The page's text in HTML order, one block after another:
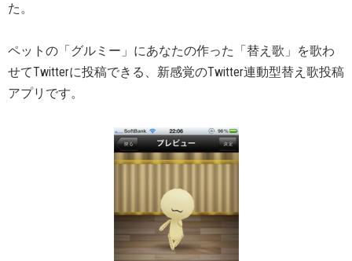
た。
ペットの「グルミー」にあなたの作った「替え歌」を歌わ
せてTwitterに投稿できる、新感覚のTwitter連動型替え歌投稿
アプリです。